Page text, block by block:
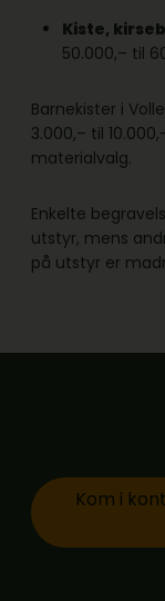
Kiste,
50.000,– til
Barnekister i
3.000,– til
materialvalg.
Enkelte
utstyr, mens
på utstyr er
Kom i